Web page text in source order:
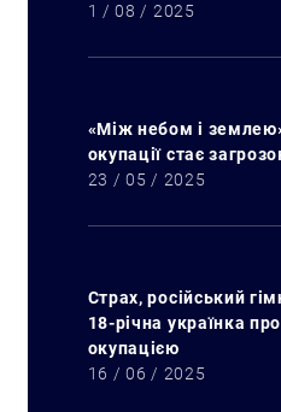
1 / 08 / 2025
«Між небом і
окупації стає
23 / 05 / 2025
Страх, російський
18-річна українка
окупацією
16 / 06 / 2025